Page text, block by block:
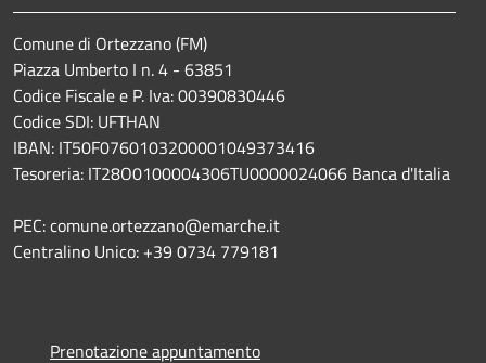
Comune di Ortezzano (FM)
Piazza Umberto I n. 4 - 63851
Codice Fiscale e P. Iva: 00390830446
Codice SDI: UFTHAN
IBAN: IT50F0760103200001049373416
Tesoreria: IT28O0100004306TU0000024066 Banca d'Italia
PEC: comune.ortezzano@emarche.it
Centralino Unico: +39 0734 779181
Prenotazione appuntamento